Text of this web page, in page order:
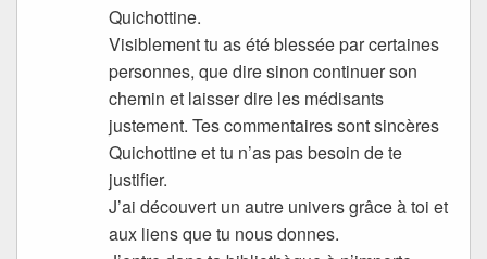
Quichottine.
Visiblement tu as été blessée par certaines
personnes, que dire sinon continuer son
chemin et laisser dire les médisants
justement. Tes commentaires sont sincères
Quichottine et tu n’as pas besoin de te
justifier.
J’ai découvert un autre univers grâce à toi et
aux liens que tu nous donnes.